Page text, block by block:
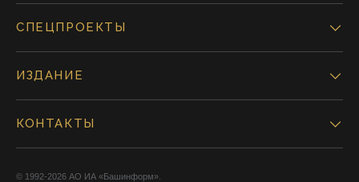
СПЕЦПРОЕКТЫ
ИЗДАНИЕ
КОНТАКТЫ
© 1992-2026 АО ИА «Башинформ».